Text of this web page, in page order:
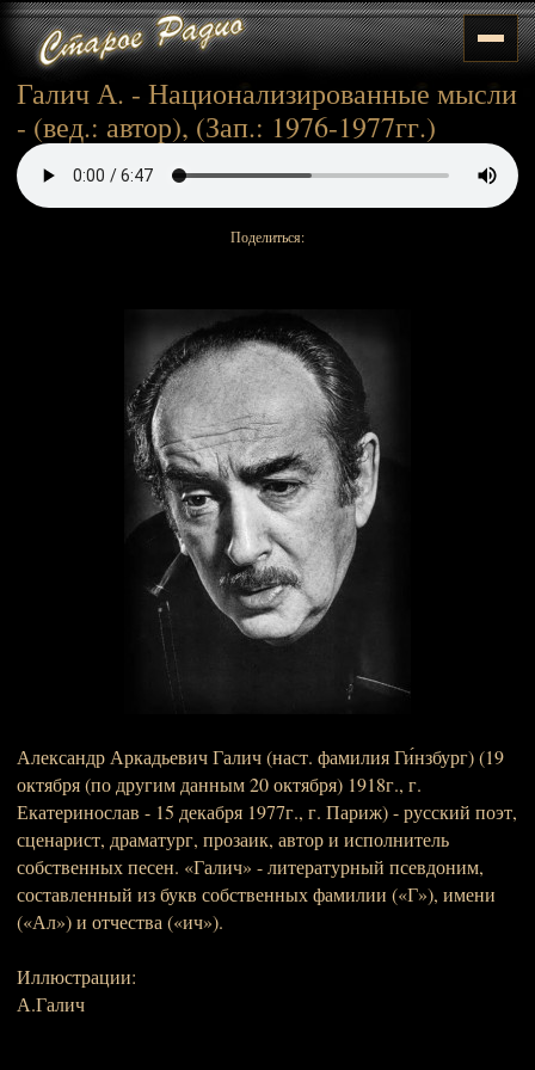
Галич А. - Национализированные мысли
- (вед.: автор), (Зап.: 1976-1977гг.)
Поделиться:
Александр Аркадьевич Галич (наст. фамилия Ги́нзбург) (19
октября (по другим данным 20 октября) 1918г., г.
Екатеринослав - 15 декабря 1977г., г. Париж) - русский поэт,
сценарист, драматург, прозаик, автор и исполнитель
собственных песен. «Галич» - литературный псевдоним,
составленный из букв собственных фамилии («Г»), имени
(«Ал») и отчества («ич»).
Иллюстрации:
А.Галич